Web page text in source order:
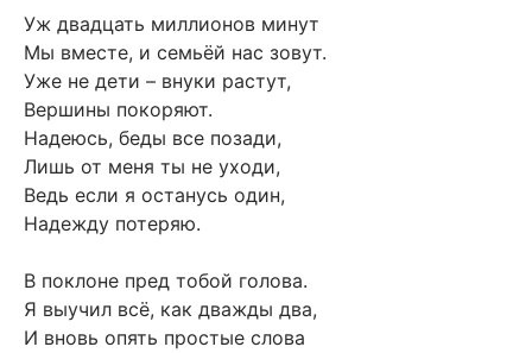
Уж двадцать миллионов минут
Мы вместе, и семьёй нас зовут.
Уже не дети – внуки растут,
Вершины покоряют.
Надеюсь, беды все позади,
Лишь от меня ты не уходи,
Ведь если я останусь один,
Надежду потеряю.
В поклоне пред тобой голова.
Я выучил всё, как дважды два,
И вновь опять простые слова